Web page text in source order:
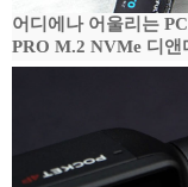
어디에나 어울리는
PRO M.2 NVMe 디앤